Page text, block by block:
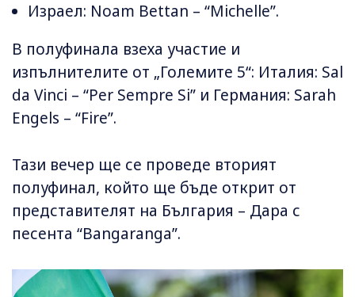
Израел: Noam Bettan – “Michelle”.
В полуфинала взеха участие и
изпълнителите от „Големите 5“: Италия: Sal
da Vinci – “Per Sempre Si” и Германия: Sarah
Engels – “Fire”.
Тази вечер ще се проведе вторият
полуфинал, който ще бъде открит от
представителят на България – Дара с
песента “Bangaranga”.